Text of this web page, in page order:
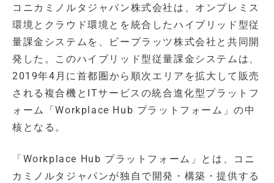
コニカミノルタジャパン株式会社は、オンプレミス
環境とクラウド環境とを統合したハイブリッド型従
量課金システムを、ビープラッツ株式会社と共同開
発した。このハイブリッド型従量課金システムは、
2019年4月に首都圏から順次エリアを拡大して販売
される複合機とITサービスの統合進化型プラットフ
ォーム「Workplace Hub プラットフォーム」の中
核となる。
「Workplace Hub プラットフォーム」とは、コニ
カミノルタジャパンが独自で開発・構築・提供する